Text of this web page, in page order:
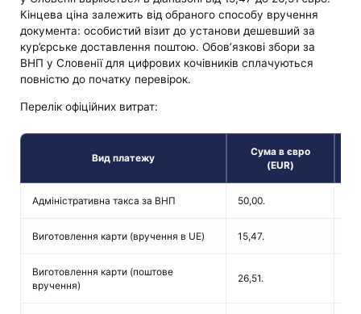
Кінцева ціна залежить від обраного способу вручення
документа: особистий візит до установи дешевший за
кур’єрське доставлення поштою. Обов’язкові збори за
ВНП у Словенії для цифрових кочівників сплачуються
повністю до початку перевірок.
Перелік офіційних витрат:
Вид платежу
Сума в євро
(EUR)
Адміністративна такса за ВНП 50,00.
Виготовлення карти (вручення в UE) 15,47.
Виготовлення карти (поштове
вручення)
26,51.